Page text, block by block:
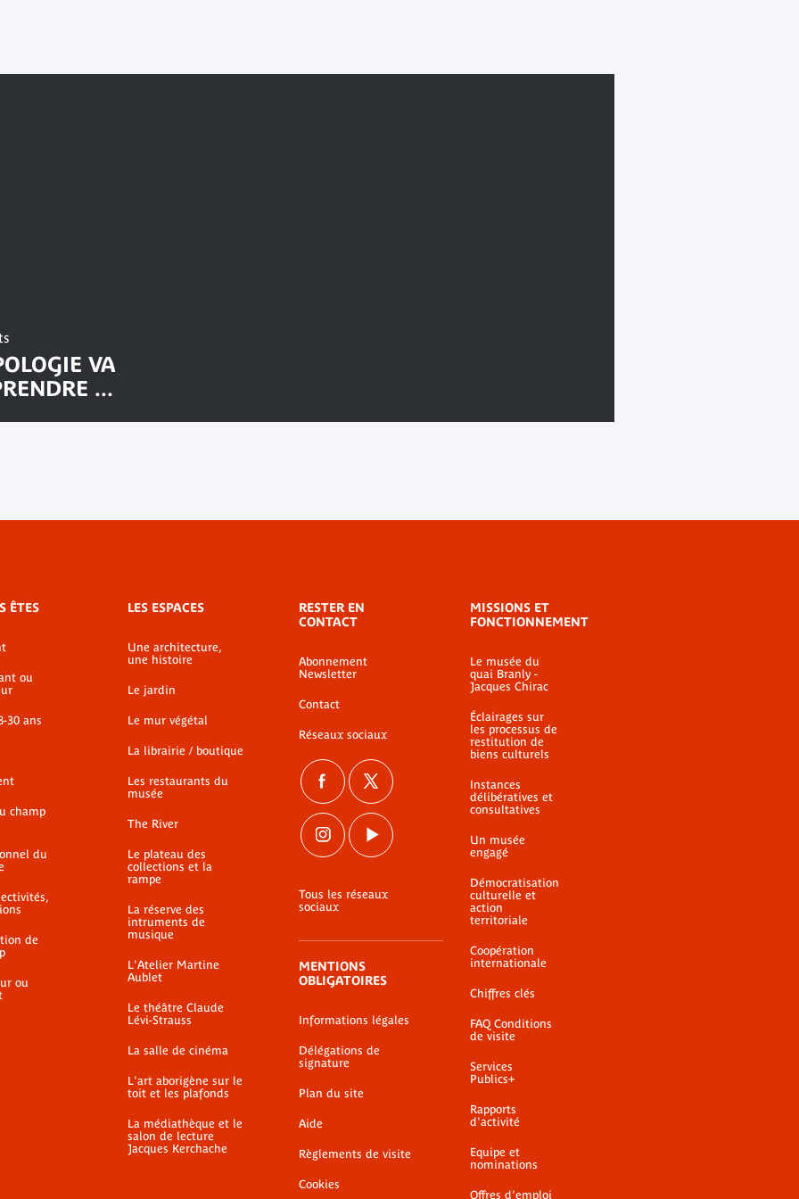
VA
...
ÊTES
ou
30 ans
champ
du
de
ou
LES ESPACES
Une architecture,
une histoire
Le jardin
Le mur végétal
La librairie / boutique
Les restaurants du
musée
The River
Le plateau des
collections et la
rampe
La réserve des
intruments de
musique
L'Atelier Martine
Aublet
Le théâtre Claude
Lévi-Strauss
La salle de cinéma
L'art aborigène sur le
toit et les plafonds
La médiathèque et le
salon de lecture
Jacques Kerchache
RESTER EN
CONTACT
Abonnement
Newsletter
Contact
Réseaux sociaux
Tous les réseaux
sociaux
MENTIONS
OBLIGATOIRES
Informations légales
Délégations de
signature
Plan du site
Aide
Règlements de visite
Cookies
MISSIONS ET
FONCTIONNEMENT
Le musée du
quai Branly -
Jacques Chirac
Éclairages sur
les processus de
restitution de
biens culturels
Instances
délibératives et
consultatives
Un musée
engagé
Démocratisation
culturelle et
action
territoriale
Coopération
internationale
Chiffres clés
FAQ Conditions
de visite
Services
Publics+
Rapports
d'activité
Equipe et
nominations
Offres d'emploi